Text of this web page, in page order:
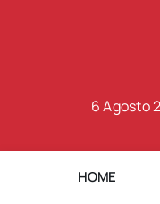
6 Agosto
HOME